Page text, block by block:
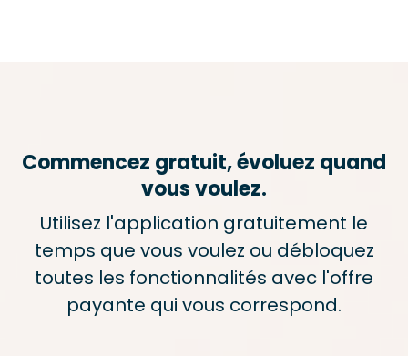
Commencez gratuit, évoluez quand
vous voulez.
Utilisez l'application gratuitement le
temps que vous voulez ou débloquez
toutes les fonctionnalités avec l'offre
payante qui vous correspond.